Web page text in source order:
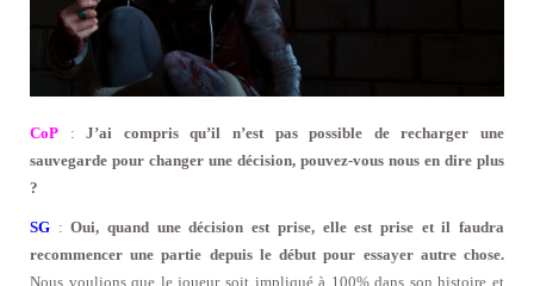
CoP :J’ai compris qu’il n’est pas possible de recharger une
sauvegarde pour changer une décision, pouvez-vous nous en dire plus
?
SG :Oui, quand une décision est prise, elle est prise et il faudra
recommencer une partie depuis le début pour essayer autre chose.
Nous voulions que le joueur soit impliqué à 100% dans son histoire et